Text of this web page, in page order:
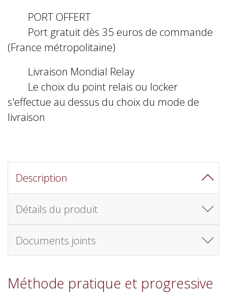
PORT OFFERT
Port gratuit dès 35 euros de commande
(France métropolitaine)
Livraison Mondial Relay
Le choix du point relais ou locker
s'effectue au dessus du choix du mode de
livraison
Description
Détails du produit
Documents joints
Méthode pratique et progressive